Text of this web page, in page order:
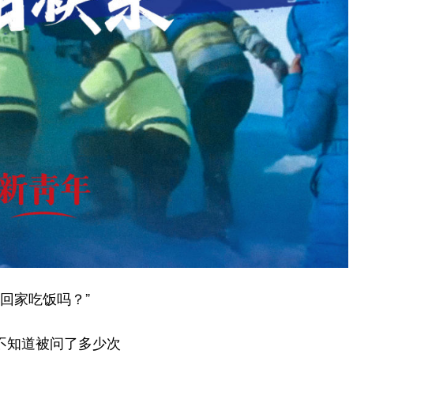
家吃饭吗？”
知道被问了多少次